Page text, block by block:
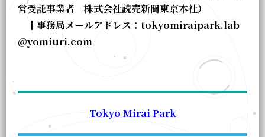
Tokyo Mirai Park
営受託事業者 株式会社読売新聞東京本社）
┃事務局メールアドレス：tokyomiraipark.lab
@yomiuri.com